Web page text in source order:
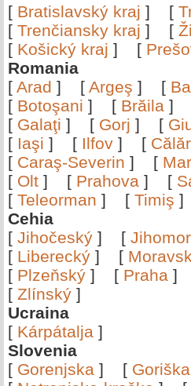
[ Bratislavský kraj ] [
[ Trenčiansky kraj ] [
[ Košický kraj ] [
Romania
[ Arad ] [ Argeş ] [
[ Botoşani ] [ Brăila ]
[ Galaţi ] [ Gorj ] [
[ Iaşi ] [ Ilfov ] [
[ Caraş-Severin ] [
[ Olt ] [ Prahova ] [
[ Teleorman ] [ Timiş ]
Cehia
[ Jihočeský ] [
[ Liberecký ] [
[ Plzeňský ] [ Praha ]
[ Zlínský ]
Ucraina
[ Kárpátalja ]
Slovenia
[ Gorenjska ] [ Goriška